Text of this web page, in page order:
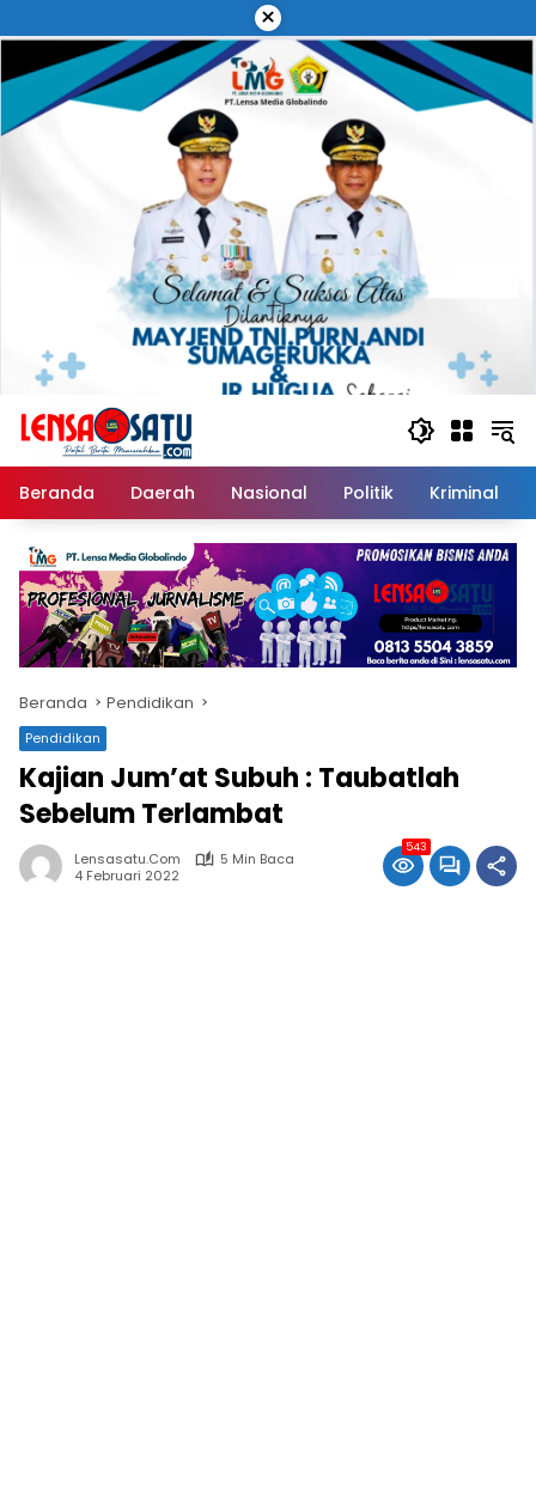
ke
konten
×
Beranda Daerah Nasional Politik Kriminal
Beranda Pendidikan
Pendidikan
Kajian Jum’at Subuh : Taubatlah
Sebelum Terlambat
Lensasatu.com
5 Min Baca
4 Februari 2022
543